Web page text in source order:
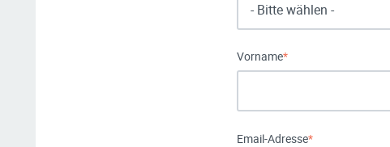
Vorname*
Email-Adresse*